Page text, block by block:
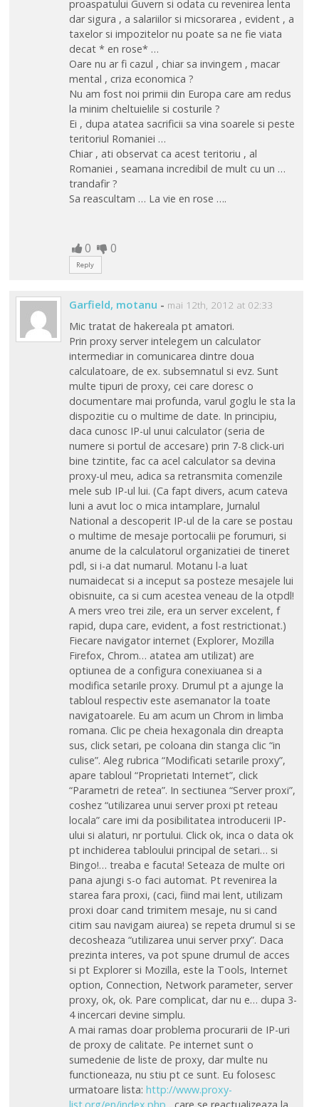
proaspatului Guvern si odata cu revenirea lenta
dar sigura , a salariilor si micsorarea , evident , a
taxelor si impozitelor nu poate sa ne fie viata
decat * en rose* …
Oare nu ar fi cazul , chiar sa invingem , macar
mental , criza economica ?
Nu am fost noi primii din Europa care am redus
la minim cheltuielile si costurile ?
Ei , dupa atatea sacrificii sa vina soarele si peste
teritoriul Romaniei …
Chiar , ati observat ca acest teritoriu , al
Romaniei , seamana incredibil de mult cu un …
trandafir ?
Sa reascultam … La vie en rose ….
0 0
Reply
Garfield, motanu - mai 12th, 2012 at 02:33
Mic tratat de hakereala pt amatori.
Prin proxy server intelegem un calculator
intermediar in comunicarea dintre doua
calculatoare, de ex. subsemnatul si evz. Sunt
multe tipuri de proxy, cei care doresc o
documentare mai profunda, varul goglu le sta la
dispozitie cu o multime de date. In principiu,
daca cunosc IP-ul unui calculator (seria de
numere si portul de accesare) prin 7-8 click-uri
bine tzintite, fac ca acel calculator sa devina
proxy-ul meu, adica sa retransmita comenzile
mele sub IP-ul lui. (Ca fapt divers, acum cateva
luni a avut loc o mica intamplare, Jurnalul
National a descoperit IP-ul de la care se postau
o multime de mesaje portocalii pe forumuri, si
anume de la calculatorul organizatiei de tineret
pdl, si i-a dat numarul. Motanu l-a luat
numaidecat si a inceput sa posteze mesajele lui
obisnuite, ca si cum acestea veneau de la otpdl!
A mers vreo trei zile, era un server excelent, f
rapid, dupa care, evident, a fost restrictionat.)
Fiecare navigator internet (Explorer, Mozilla
Firefox, Chrom… atatea am utilizat) are
optiunea de a configura conexiuanea si a
modifica setarile proxy. Drumul pt a ajunge la
tabloul respectiv este asemanator la toate
navigatoarele. Eu am acum un Chrom in limba
romana. Clic pe cheia hexagonala din dreapta
sus, click setari, pe coloana din stanga clic “in
culise”. Aleg rubrica “Modificati setarile proxy”,
apare tabloul “Proprietati Internet”, click
“Parametri de retea”. In sectiunea “Server proxi”,
coshez “utilizarea unui server proxi pt reteau
locala” care imi da posibilitatea introducerii IP-
ului si alaturi, nr portului. Click ok, inca o data ok
pt inchiderea tabloului principal de setari… si
Bingo!… treaba e facuta! Seteaza de multe ori
pana ajungi s-o faci automat. Pt revenirea la
starea fara proxi, (caci, fiind mai lent, utilizam
proxi doar cand trimitem mesaje, nu si cand
citim sau navigam aiurea) se repeta drumul si se
decosheaza “utilizarea unui server prxy”. Daca
prezinta interes, va pot spune drumul de acces
si pt Explorer si Mozilla, este la Tools, Internet
option, Connection, Network parameter, server
proxy, ok, ok. Pare complicat, dar nu e… dupa 3-
4 incercari devine simplu.
A mai ramas doar problema procurarii de IP-uri
de proxy de calitate. Pe internet sunt o
sumedenie de liste de proxy, dar multe nu
functioneaza, nu stiu pt ce sunt. Eu folosesc
urmatoare lista: http://www.proxy-